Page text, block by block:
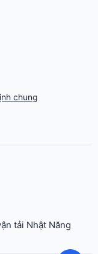
chung
tải Nhật Năng